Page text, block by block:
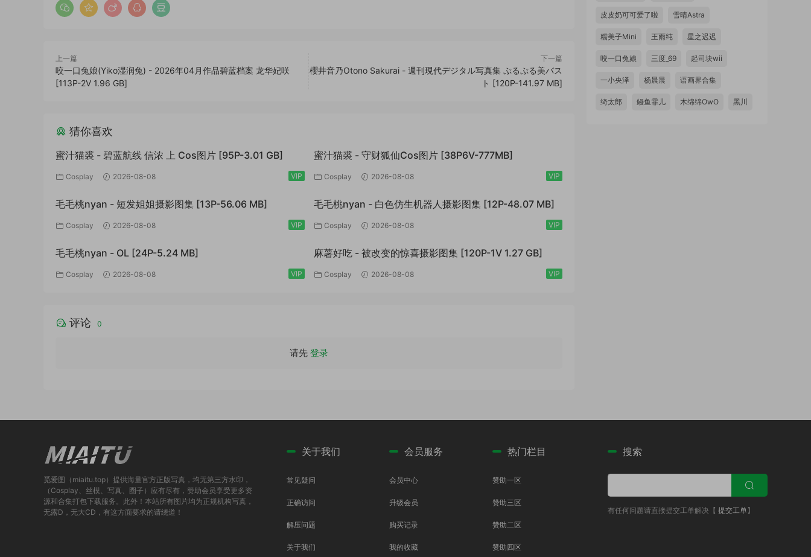
上一篇
咬一口兔娘(Yiko湿润兔) - 2026年04月作品碧蓝档案 龙华妃咲
[113P-2V 1.96 GB]
下一篇
櫻井音乃Otono Sakurai - 週刊現代デジタル写真集 ぷるぷる美バス
ト [120P-141.97 MB]
猜你喜欢
蜜汁猫裘 - 碧蓝航线 信浓 上 Cos图片 [95P-3.01 GB]
Cosplay 2026-08-08 VIP
蜜汁猫裘 - 守财狐仙Cos图片 [38P6V-777MB]
Cosplay 2026-08-08 VIP
毛毛桃nyan - 短发姐姐摄影图集 [13P-56.06 MB]
Cosplay 2026-08-08 VIP
毛毛桃nyan - 白色仿生机器人摄影图集 [12P-48.07 MB]
Cosplay 2026-08-08 VIP
毛毛桃nyan - OL [24P-5.24 MB]
Cosplay 2026-08-08 VIP
麻薯好吃 - 被改变的惊喜摄影图集 [120P-1V 1.27 GB]
Cosplay 2026-08-08 VIP
评论 0
请先 登录
皮皮奶可可爱了啦 雪晴Astra
糯美子Mini 王雨纯 星之迟迟
咬一口兔娘 三度_69 起司块wii
一小央泽 杨晨晨 语画界合集
绮太郎 鳗鱼霏儿 木绵绵OwO 黑川
觅爱图（miaitu.top）提供海量官方正版写真，均无第三方水印，
（Cosplay、丝模、写真、圈子）应有尽有，赞助会员享受更多资
源和合集打包下载服务。此外！本站所有图片均为正规机构写真，
无露D，无大CD，有这方面要求的请绕道！
关于我们
常见疑问
正确访问
解压问题
关于我们
会员服务
会员中心
升级会员
购买记录
我的收藏
热门栏目
赞助一区
赞助三区
赞助二区
赞助四区
搜索
有任何问题请直接提交工单解决【 提交工单】